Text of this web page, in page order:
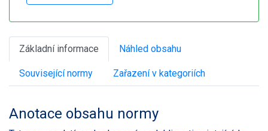
Základní informace Náhled obsahu
Související normy Zařazení v kategoriích
Anotace obsahu normy